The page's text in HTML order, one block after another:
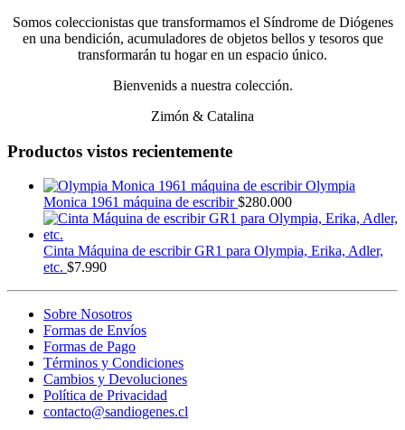
Somos coleccionistas que transformamos el Síndrome de Diógenes
en una bendición, acumuladores de objetos bellos y tesoros que
transformarán tu hogar en un espacio único.
Bienvenids a nuestra colección.
Zimón & Catalina
Productos vistos recientemente
Olympia
Monica 1961 máquina de escribir $280.000
Cinta Máquina de escribir GR1 para Olympia, Erika, Adler,
etc. $7.990
Sobre Nosotros
Formas de Envíos
Formas de Pago
Términos y Condiciones
Cambios y Devoluciones
Política de Privacidad
contacto@sandiogenes.cl